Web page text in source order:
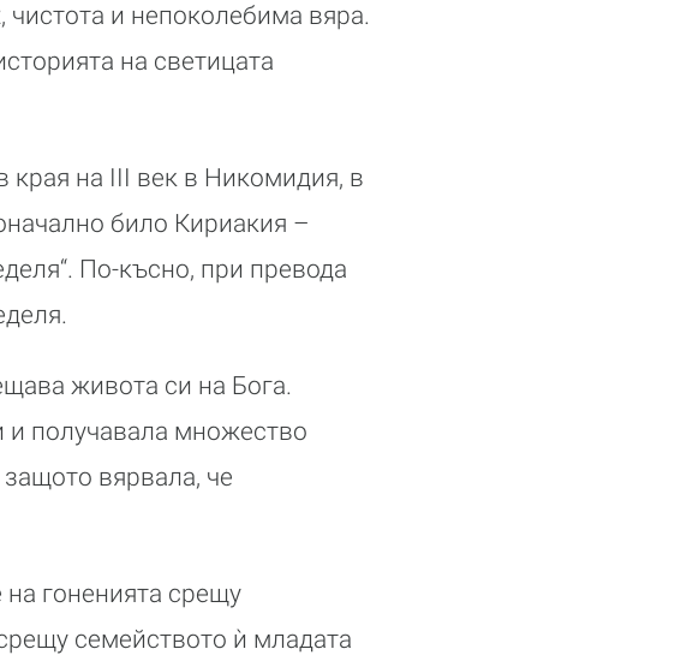
и непоколебима вяра.
на светицата
края на III век в Никомидия, в
било Кириакия –
По-късно, при превода
живота си на Бога.
и получавала множество
вярвала, че
гоненията срещу
семейството ѝ младата